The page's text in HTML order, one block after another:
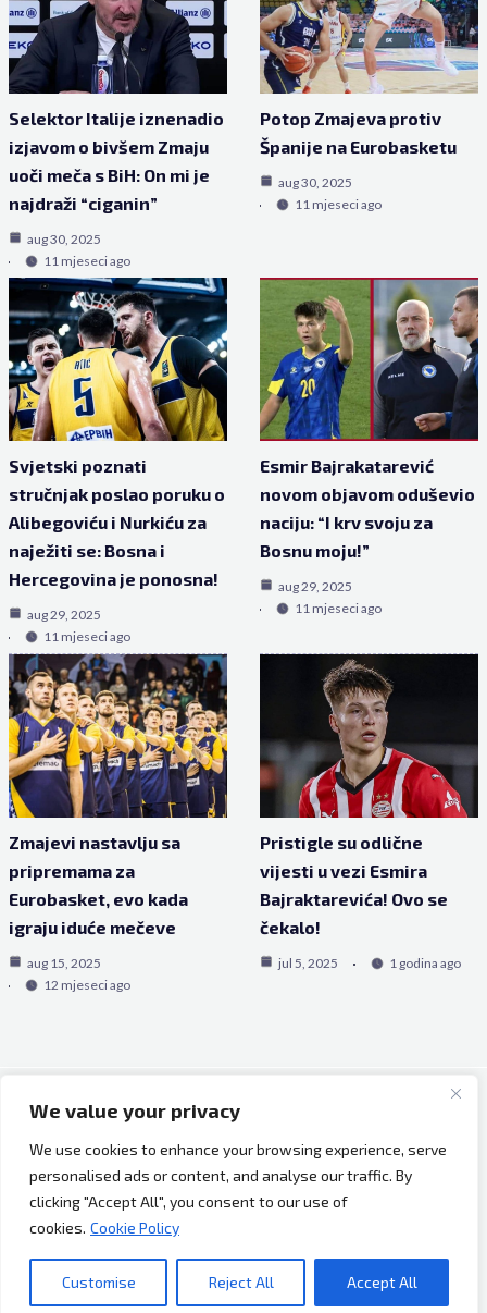
We value your privacy
We use cookies to enhance your browsing experience, serve
personalised ads or content, and analyse our traffic. By
clicking "Accept All", you consent to our use of
cookies. Cookie Policy
Customise Reject All Accept All
Selektor Italije iznenadio
izjavom o bivšem Zmaju
uoči meča s BiH: On mi je
najdraži “ciganin”
aug 30, 2025
11 mjeseci ago
Potop Zmajeva protiv
Španije na Eurobasketu
aug 30, 2025
11 mjeseci ago
Svjetski poznati
stručnjak poslao poruku o
Alibegoviću i Nurkiću za
naježiti se: Bosna i
Hercegovina je ponosna!
aug 29, 2025
11 mjeseci ago
Esmir Bajrakatarević
novom objavom oduševio
naciju: “I krv svoju za
Bosnu moju!”
aug 29, 2025
11 mjeseci ago
Zmajevi nastavlju sa
pripremama za
Eurobasket, evo kada
igraju iduće mečeve
aug 15, 2025
12 mjeseci ago
Pristigle su odlične
vijesti u vezi Esmira
Bajraktarevića! Ovo se
čekalo!
jul 5, 2025 1 godina ago
Copyright © 2026 Bh Dijaspora.
O nama
Marketing
Uslovi korištenja